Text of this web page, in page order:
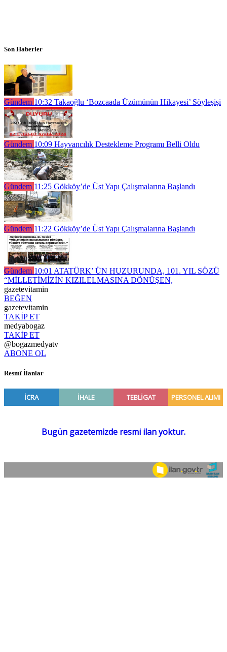
Son Haberler
Gündem 10:32 Takaoğlu ‘Bozcaada Üzümünün Hikayesi’ Söyleşişi
Gündem 10:09 Hayvancılık Destekleme Programı Belli Oldu
Gündem 11:25 Gökköy’de Üst Yapı Çalışmalarına Başlandı
Gündem 11:22 Gökköy’de Üst Yapı Çalışmalarına Başlandı
Gündem 10:01 ATATÜRK’ ÜN HUZURUNDA, 101. YIL SÖZÜ
“MİLLETİMİZİN KIZILELMASINA DÖNÜŞEN,
gazetevitamin
BEĞEN
gazetevitamin
TAKİP ET
medyabogaz
TAKİP ET
@bogazmedyatv
ABONE OL
Resmî İlanlar